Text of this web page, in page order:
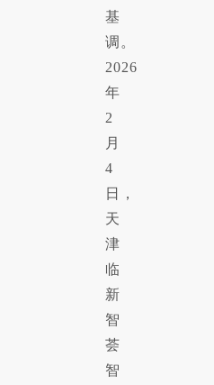
基
调。
2026
年
2
月
4
日，
天
津
临
新
智
荟
智